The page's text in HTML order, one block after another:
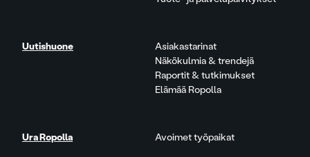
Uutishuone
Asiakastarinat
Näkökulmia & trendejä
Raportit & tutkimukset
Elämää Ropolla
Ura Ropolla Avoimet työpaikat